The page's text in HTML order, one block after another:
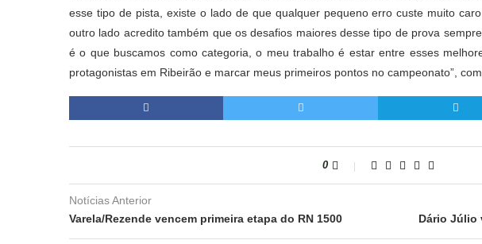
esse tipo de pista, existe o lado de que qualquer pequeno erro custe muito
outro lado acredito também que os desafios maiores desse tipo de prova
é o que buscamos como categoria, o meu trabalho é estar entre esses
protagonistas em Ribeirão e marcar meus primeiros pontos no campeonato”,
0
Notícias Anterior
Varela/Rezende vencem primeira etapa do RN 1500
Dário Júlio